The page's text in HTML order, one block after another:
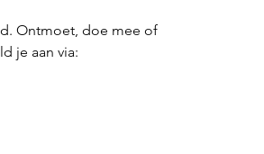
Ontmoet, doe mee of
je aan via: